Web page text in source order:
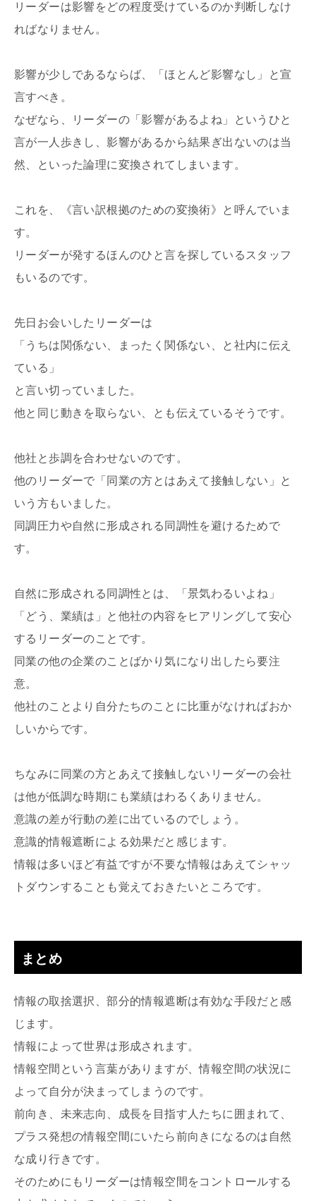
リーダーは影響をどの程度受けているのか判断しなけ
ればなりません。
影響が少しであるならば、「ほとんど影響なし」と宣
言すべき。
なぜなら、リーダーの「影響があるよね」というひと
言が一人歩きし、影響があるから結果ぎ出ないのは当
然、といった論理に変換されてしまいます。
これを、《言い訳根拠のための変換術》と呼んでいま
す。
リーダーが発するほんのひと言を探しているスタッフ
もいるのです。
先日お会いしたリーダーは
「うちは関係ない、まったく関係ない、と社内に伝え
ている」
と言い切っていました。
他と同じ動きを取らない、とも伝えているそうです。
他社と歩調を合わせないのです。
他のリーダーで「同業の方とはあえて接触しない」と
いう方もいました。
同調圧力や自然に形成される同調性を避けるためで
す。
自然に形成される同調性とは、「景気わるいよね」
「どう、業績は」と他社の内容をヒアリングして安心
するリーダーのことです。
同業の他の企業のことばかり気になり出したら要注
意。
他社のことより自分たちのことに比重がなければおか
しいからです。
ちなみに同業の方とあえて接触しないリーダーの会社
は他が低調な時期にも業績はわるくありません。
意識の差が行動の差に出ているのでしょう。
意識的情報遮断による効果だと感じます。
情報は多いほど有益ですが不要な情報はあえてシャッ
トダウンすることも覚えておきたいところです。
まとめ
情報の取捨選択、部分的情報遮断は有効な手段だと感
じます。
情報によって世界は形成されます。
情報空間という言葉がありますが、情報空間の状況に
よって自分が決まってしまうのです。
前向き、未来志向、成長を目指す人たちに囲まれて、
プラス発想の情報空間にいたら前向きになるのは自然
な成り行きです。
そのためにもリーダーは情報空間をコントロールする